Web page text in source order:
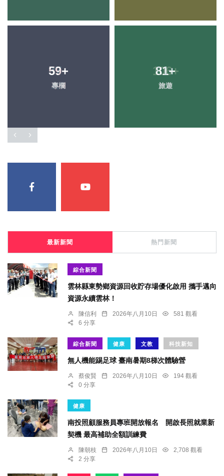
59+
專欄
81+
旅遊
最新新聞 熱門新聞
綜合新聞
雲林縣東勢鄉資源回收貯存場優化啟用 攜手邁向
資源永續雲林！
陳信利 2026年八月10日
581 觀看
6 分享
綜合新聞 健康 文教 科技新知
無人機能踢足球 臺南暑期8梯次體驗營
蔡俊賢 2026年八月10日
194 觀看
0 分享
健康
南投照顧服務員專班開放報名 開啟長照就業新
契機 最高補助全額訓練費
陳朝枝 2026年八月10日
2,708 觀看
2 分享